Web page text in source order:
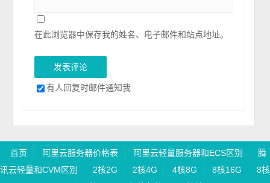
在此浏览器中保存我的姓名、电子邮件和站点地址。
有人回复时邮件通知我
首页 阿里云服务器价格表 阿里云轻量服务器和ECS区别
腾
讯云轻量和CVM区别
2核2G 2核4G 4核8G 8核16G
8核